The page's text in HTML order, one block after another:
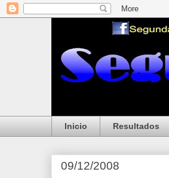
Inicio Resultados
09/12/2008